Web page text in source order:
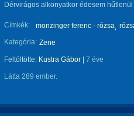
Dérvirágos alkonyatkor édesem
Címkék: monzinger ferenc - rózsa
Kategória: Zene
Feltöltötte: Kustra Gábor 7 éve
Látta 289 ember.